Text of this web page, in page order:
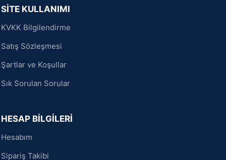
SİTE KULLANIMI
KVKK Bilgilendirme
Satış Sözleşmesi
Şartlar ve Koşullar
Sık Sorulan Sorular
HESAP BİLGİLERİ
Hesabım
Sipariş Takibi